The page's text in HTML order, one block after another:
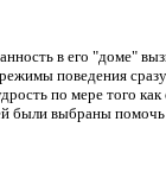
в его "доме"
поведения
по мере того
были выбраны